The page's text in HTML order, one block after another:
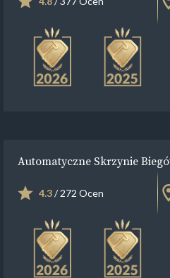
Automatyczne Skrzynie
4.3/ 272 Ocen